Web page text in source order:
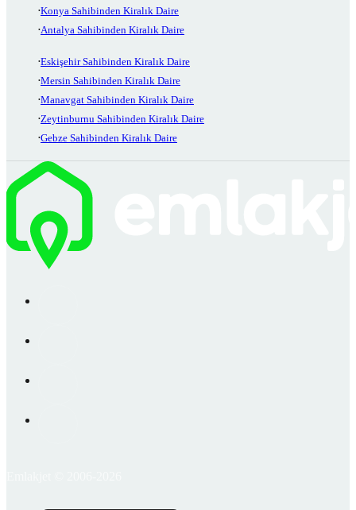
Konya Sahibinden Kiralık Daire
Antalya Sahibinden Kiralık Daire
Eskişehir Sahibinden Kiralık Daire
Mersin Sahibinden Kiralık Daire
Manavgat Sahibinden Kiralık Daire
Zeytinburnu Sahibinden Kiralık Daire
Gebze Sahibinden Kiralık Daire